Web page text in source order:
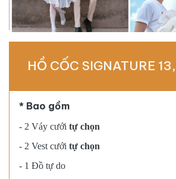
HỒ CỐC SIGNATURE
* Bao gồm
- 2 Váy cưới tự chọn
- 2 Vest cưới tự chọn
- 1 Đồ tự do